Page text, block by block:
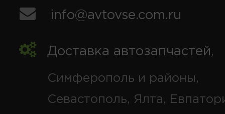
info@avtovse.com.ru
Доставка автозапчастей,
Симферополь и районы,
Севастополь, Ялта,